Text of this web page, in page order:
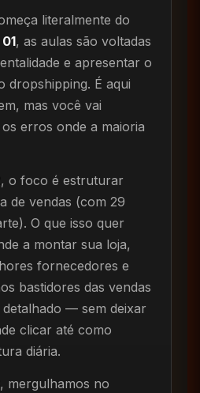
literalmente do
, as aulas são voltadas
e apresentar o
dropshipping. É aqui
mas você vai
erros onde a maioria
, o foco é estruturar
de vendas (com 29
O que isso quer
a montar sua loja,
fornecedores e
bastidores das vendas
— sem deixar
clicar até como
diária.
, mergulhamos no